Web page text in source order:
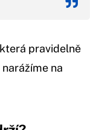
pravidelně
na